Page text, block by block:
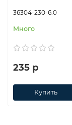
36304-230-6.0
Много
235 р
Купить